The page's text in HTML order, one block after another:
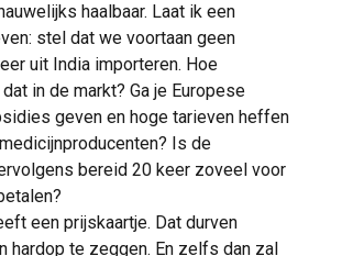
haalbaar. Laat ik een
stel dat we voortaan geen
uit India importeren. Hoe
in de markt? Ga je Europese
geven en hoge tarieven heffen
Is de
bereid 20 keer zoveel voor
een prijskaartje. Dat durven
hardop te zeggen. En zelfs dan zal